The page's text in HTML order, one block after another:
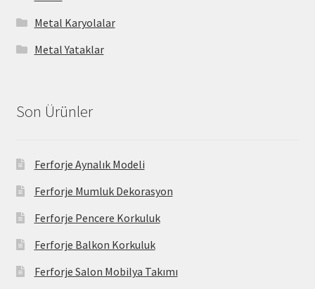
Metal Karyolalar
Metal Yataklar
Son Ürünler
Ferforje Aynalık Modeli
Ferforje Mumluk Dekorasyon
Ferforje Pencere Korkuluk
Ferforje Balkon Korkuluk
Ferforje Salon Mobilya Takımı